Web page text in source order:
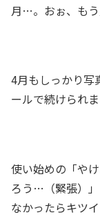
月…。おぉ、もう
4月もしっかり写
ールで続けられま
使い始めの「や
ろう…（緊張）
なかったらキツ